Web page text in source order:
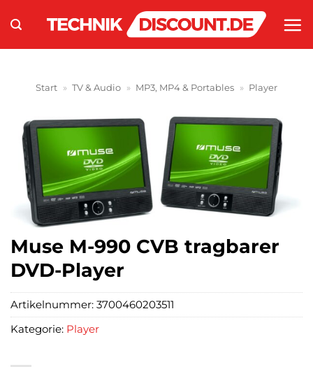
Inhalt
springen
Start » TV & Audio » MP3, MP4 & Portables » Player
Muse M-990 CVB tragbarer
DVD-Player
Artikelnummer: 3700460203511
Kategorie: Player